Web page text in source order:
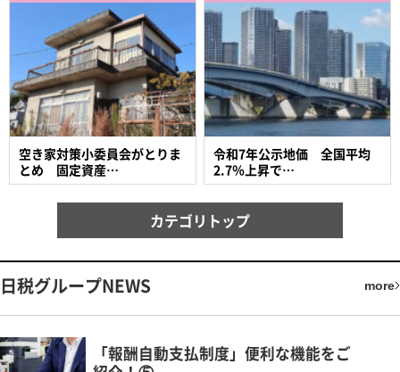
令和7年公示地価 全国平均
2.7％上昇で…
空き家対策小委員会がとりま
とめ 固定資産…
カテゴリトップ
日税グループNEWS more
「報酬自動支払制度」便利な機能をご